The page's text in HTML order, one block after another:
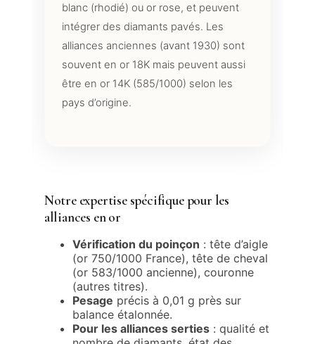
blanc (rhodié) ou or rose, et peuvent
intégrer des diamants pavés. Les
alliances anciennes (avant 1930) sont
souvent en or 18K mais peuvent aussi
être en or 14K (585/1000) selon les
pays d’origine.
Notre expertise spécifique pour les
alliances en or
Vérification du poinçon : tête d’aigle
(or 750/1000 France), tête de cheval
(or 583/1000 ancienne), couronne
(autres titres).
Pesage précis à 0,01 g près sur
balance étalonnée.
Pour les alliances serties: qualité et